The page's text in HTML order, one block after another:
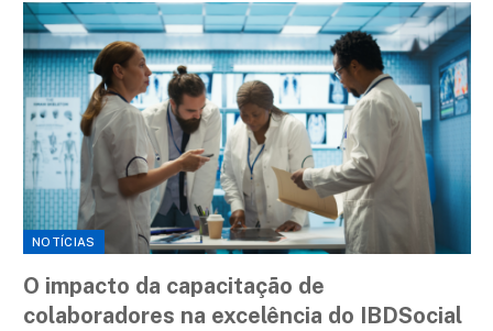
NOTÍCIAS
O impacto da capacitação de
colaboradores na excelência do IBDSocial